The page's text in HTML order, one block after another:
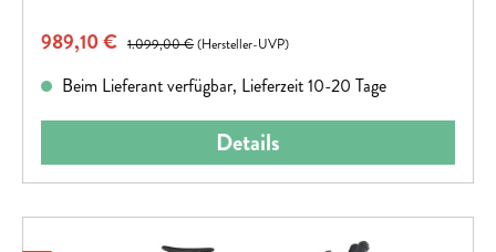
Verkaufspreis:
989,10 € Regulärer Preis:
1.099,00 €(Hersteller-UVP)
Beim Lieferant verfügbar, Lieferzeit 10-20 Tage
Details